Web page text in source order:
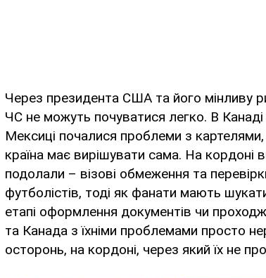
Через президента США та його мінливу
ЧС не можуть почуватися легко. В
Мексиці почалися проблеми з
країна має вирішувати сама. На кордоні
подолали – візові обмеження та
футболістів, тоді як фанати мають
етапі оформлення документів чи
та Канада з їхніми проблемами просто
осторонь, на кордоні, через який їх не